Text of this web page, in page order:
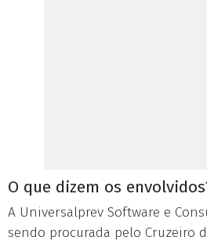
O que dizem os
A Universalprev Software e
sendo procurada pelo Cruzeiro